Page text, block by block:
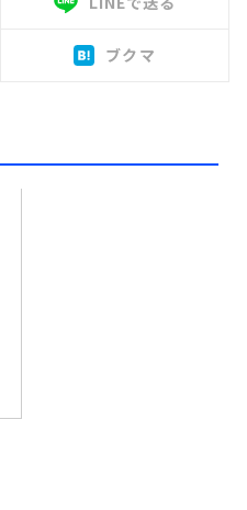
ブクマ